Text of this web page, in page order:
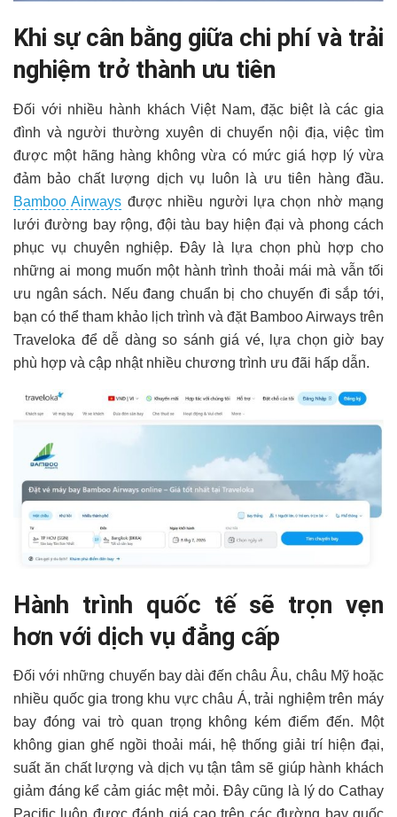
Khi sự cân bằng giữa chi phí và trải
nghiệm trở thành ưu tiên
Đối với nhiều hành khách Việt Nam, đặc biệt là các gia
đình và người thường xuyên di chuyển nội địa, việc tìm
được một hãng hàng không vừa có mức giá hợp lý vừa
đảm bảo chất lượng dịch vụ luôn là ưu tiên hàng đầu.
Bamboo Airways được nhiều người lựa chọn nhờ mạng
lưới đường bay rộng, đội tàu bay hiện đại và phong cách
phục vụ chuyên nghiệp. Đây là lựa chọn phù hợp cho
những ai mong muốn một hành trình thoải mái mà vẫn tối
ưu ngân sách. Nếu đang chuẩn bị cho chuyến đi sắp tới,
bạn có thể tham khảo lịch trình và đặt Bamboo Airways trên
Traveloka để dễ dàng so sánh giá vé, lựa chọn giờ bay
phù hợp và cập nhật nhiều chương trình ưu đãi hấp dẫn.
Hành trình quốc tế sẽ trọn vẹn
hơn với dịch vụ đẳng cấp
Đối với những chuyến bay dài đến châu Âu, châu Mỹ hoặc
nhiều quốc gia trong khu vực châu Á, trải nghiệm trên máy
bay đóng vai trò quan trọng không kém điểm đến. Một
không gian ghế ngồi thoải mái, hệ thống giải trí hiện đại,
suất ăn chất lượng và dịch vụ tận tâm sẽ giúp hành khách
giảm đáng kể cảm giác mệt mỏi. Đây cũng là lý do Cathay